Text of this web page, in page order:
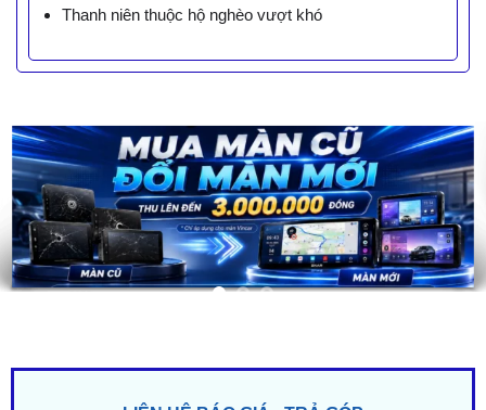
Thanh niên thuộc hộ nghèo vượt khó